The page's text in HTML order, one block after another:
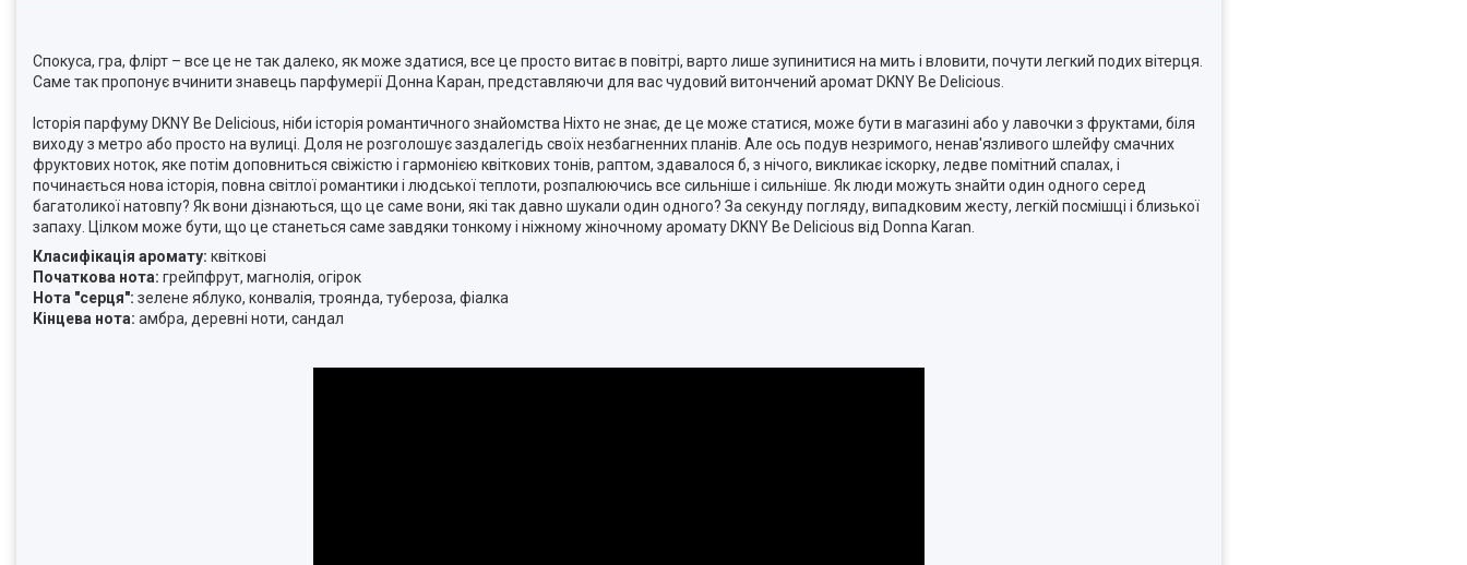
Спокуса, гра, флірт – все це не так далеко, як може здатися, все це просто витає в повітрі, варто лише зупинитися на мить і вловити, почути легкий подих вітерця.
Саме так пропонує вчинити знавець парфумерії Донна Каран, представляючи для вас чудовий витончений аромат DKNY Be Delicious.
Історія парфуму DKNY Be Delicious, ніби історія романтичного знайомства Ніхто не знає, де це може статися, може бути в магазині або у лавочки з фруктами, біля
виходу з метро або просто на вулиці. Доля не розголошує заздалегідь своїх незбагненних планів. Але ось подув незримого, ненав'язливого шлейфу смачних
фруктових ноток, яке потім доповниться свіжістю і гармонією квіткових тонів, раптом, здавалося б, з нічого, викликає іскорку, ледве помітний спалах, і
починається нова історія, повна світлої романтики і людської теплоти, розпалюючись все сильніше і сильніше. Як люди можуть знайти один одного серед
багатоликої натовпу? Як вони дізнаються, що це саме вони, які так давно шукали один одного? За секунду погляду, випадковим жесту, легкій посмішці і близької
запаху. Цілком може бути, що це станеться саме завдяки тонкому і ніжному жіночному аромату DKNY Be Delicious від Donna Karan.
Класифікація аромату: квіткові
Початкова нота: грейпфрут, магнолія, огірок
Нота "серця": зелене яблуко, конвалія, троянда, тубероза, фіалка
Кінцева нота: амбра, деревні ноти, сандал